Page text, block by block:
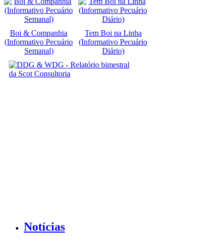
Boi & Companhia
(Informativo Pecuário
Semanal)
Tem Boi na Linha
(Informativo Pecuário
Diário)
Notícias